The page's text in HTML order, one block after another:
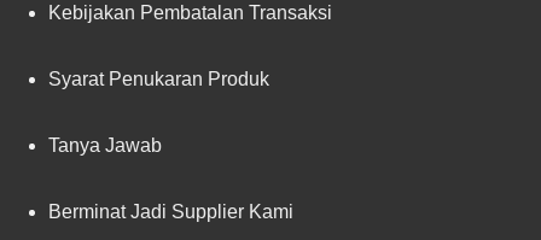
Kebijakan Pembatalan Transaksi
Syarat Penukaran Produk
Tanya Jawab
Berminat Jadi Supplier Kami